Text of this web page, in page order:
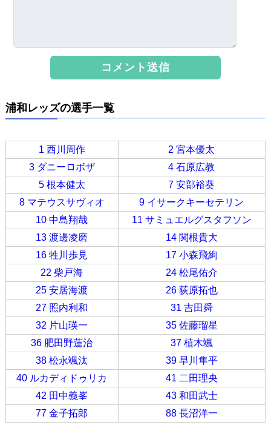
浦和レッズの選手一覧
1 西川周作
2 宮本優太
3 ダニーロボザ
4 石原広教
5 根本健太
7 安部裕葵
8 マテウスサヴィオ
9 イサークキーセテリン
10 中島翔哉
11 サミュエルグスタフソン
13 渡邊凌磨
14 関根貴大
16 牲川歩見
17 小森飛絢
22 柴戸海
24 松尾佑介
25 安居海渡
26 荻原拓也
27 照内利和
31 吉田舜
32 片山瑛一
35 佐藤瑠星
36 肥田野蓮治
37 植木颯
38 松永颯汰
39 早川隼平
40 ルカディドゥリカ
41 二田理央
42 田中義峯
43 和田武士
77 金子拓郎
88 長沼洋一